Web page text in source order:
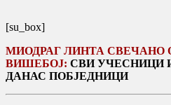
[su_box]
МИОДРАГ ЛИНТА СВЕЧАНО
ВИШЕБОЈ: СВИ УЧЕСНИЦИ
ДАНАС ПОБЈЕДНИЦИ